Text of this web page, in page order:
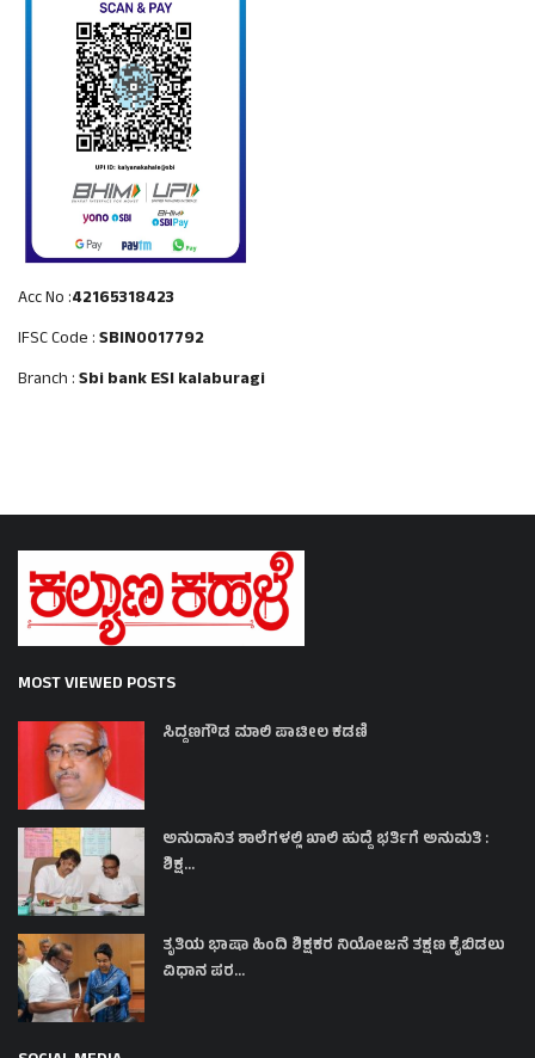
Acc No :42165318423
IFSC Code :SBIN0017792
Branch :Sbi bank ESI kalaburagi
MOST VIEWED POSTS
ಸಿದ್ದಣಗೌಡ ಮಾಲಿ ಪಾಟೀಲ ಕಡಣಿ
ಅನುದಾನಿತ ಶಾಲೆಗಳಲ್ಲಿ ಖಾಲಿ ಹುದ್ದೆ ಭರ್ತಿಗೆ ಅನುಮತಿ :
ಶಿಕ್ಷ...
ತೃತಿಯ ಭಾಷಾ ಹಿಂದಿ ಶಿಕ್ಷಕರ ನಿಯೋಜನೆ ತಕ್ಷಣ ಕೈಬಿಡಲು
ವಿಧಾನ ಪರ...